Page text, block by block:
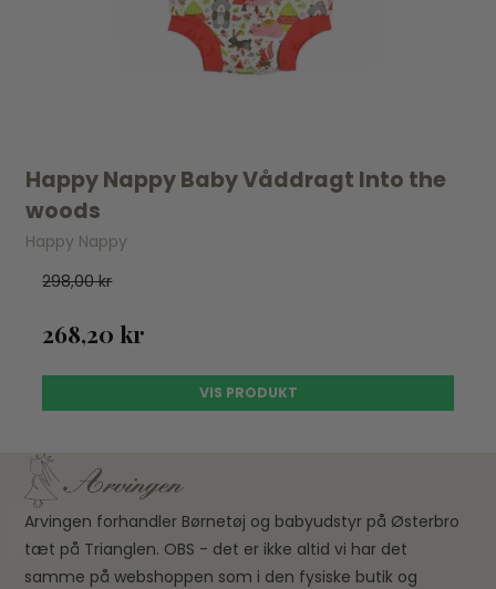
Happy Nappy Baby Våddragt Into the
woods
Happy Nappy
298,00 kr
268,20 kr
VIS PRODUKT
Arvingen forhandler Børnetøj og babyudstyr på Østerbro
tæt på Trianglen. OBS - det er ikke altid vi har det
samme på webshoppen som i den fysiske butik og